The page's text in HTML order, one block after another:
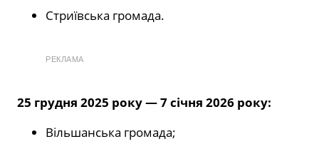
Стриївська громада.
РЕКЛАМА
25 грудня 2025 року — 7 січня 2026 року:
Вільшанська громада;